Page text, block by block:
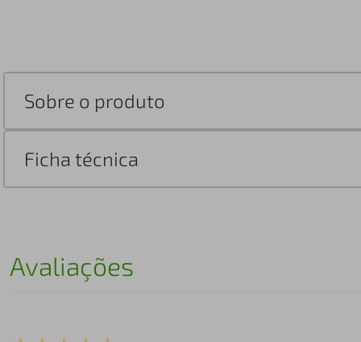
Sobre o produto
Ficha técnica
Avaliações